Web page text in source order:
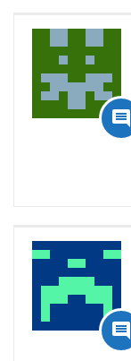

